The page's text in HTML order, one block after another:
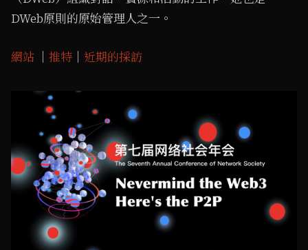
DWeb原則的原始管理人之一。
網站 推特 近期的採訪